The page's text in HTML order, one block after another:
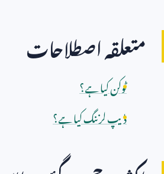
متعلقہ اصطلاحات
ٹوکن کیا ہے؟
ڈیپ لرننگ کیا ہے؟